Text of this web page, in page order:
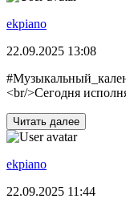
ekpiano
22.09.2025 13:08
<br/>Сегодня
Читать далее
ekpiano
22.09.2025 11:44